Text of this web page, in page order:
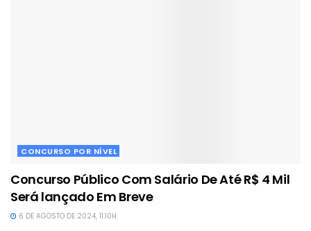
CONCURSO POR NÍVEL
Concurso Público Com Salário De Até R$ 4 Mil
Será lançado Em Breve
6 DE AGOSTO DE 2024, 11:10H